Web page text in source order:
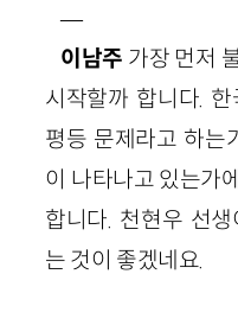
—
이남주 가장 먼저
시작할까 합니다.
평등 문제라고 하는
이 나타나고 있는가
합니다. 천현우 선
는 것이 좋겠네요.